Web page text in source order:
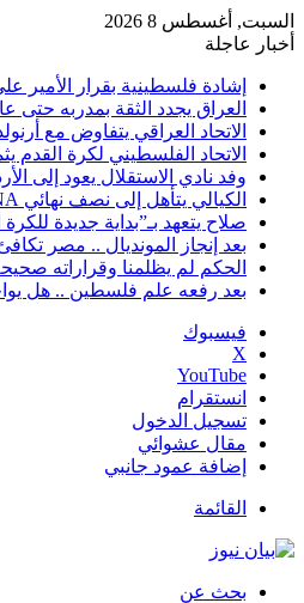
السبت, أغسطس 8 2026
أخبار عاجلة
إشادة فلسطينية بقرار
العراق يجدد الثقة بمدربه حتى عام 2027 | رياضة
الاتحاد العراقي يتفاوض مع
الاتحاد الفلسطيني لكرة
وفد نادي الاستقلال يعود إلى
الكيالي يتأهل إلى نصف نهائي PFL MENA ويواصل حلمه في الرياض | رياضة عربية
صلاح يتعهد بـ”بداية جديدة
بعد إنجاز المونديال .. مصر
الحكم لم يظلمنا وقراراته
بعد رفعه علم فلسطين .. هل
فيسبوك
‫X
‫YouTube
انستقرام
تسجيل الدخول
مقال عشوائي
إضافة عمود جانبي
القائمة
بحث عن